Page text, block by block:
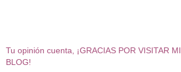
Tu opinión cuenta, ¡GRACIAS POR VISITAR MI
BLOG!